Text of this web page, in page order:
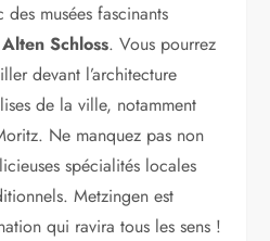
musées fascinants
Schloss. Vous pourrez
devant l’architecture
de la ville, notamment
Ne manquez pas non
spécialités locales
Metzingen est
qui ravira tous les sens !